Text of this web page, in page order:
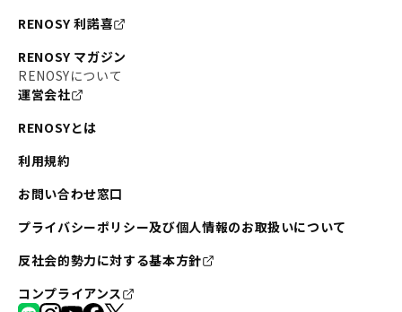
RENOSY 利諾喜
RENOSY マガジン
RENOSYについて
運営会社
RENOSYとは
利用規約
お問い合わせ窓口
プライバシーポリシー及び個人情報のお取扱いについて
反社会的勢力に対する基本方針
コンプライアンス